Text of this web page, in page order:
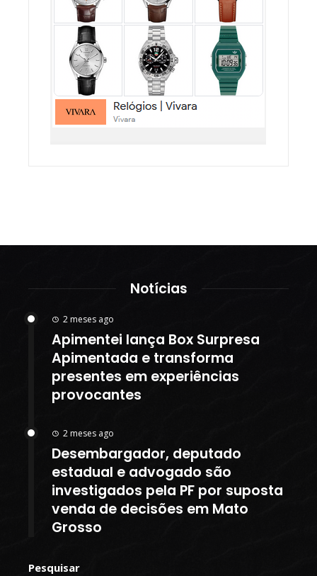
Notícias
2 meses ago
Apimentei lança Box Surpresa
Apimentada e transforma
presentes em experiências
provocantes
2 meses ago
Desembargador, deputado
estadual e advogado são
investigados pela PF por suposta
venda de decisões em Mato
Grosso
Pesquisar